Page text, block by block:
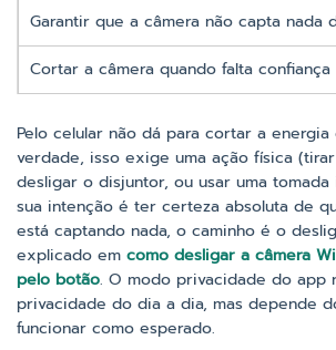
Garantir que a câmera não capta nada
Cortar a câmera quando falta
Pelo celular não dá para cortar a energia
verdade, isso exige uma ação física
desligar o disjuntor, ou usar uma
sua intenção é ter certeza absoluta de
está captando nada, o caminho é o
explicado em como desligar a câmera
pelo botão. O modo privacidade do app
privacidade do dia a dia, mas depende
funcionar como esperado.